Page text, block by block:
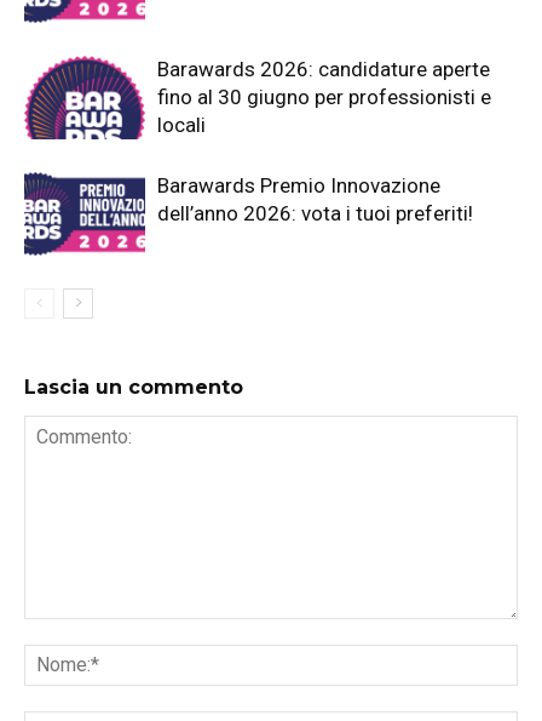
Barawards 2026: candidature aperte
fino al 30 giugno per professionisti e
locali
Barawards Premio Innovazione
dell’anno 2026: vota i tuoi preferiti!
Lascia un commento